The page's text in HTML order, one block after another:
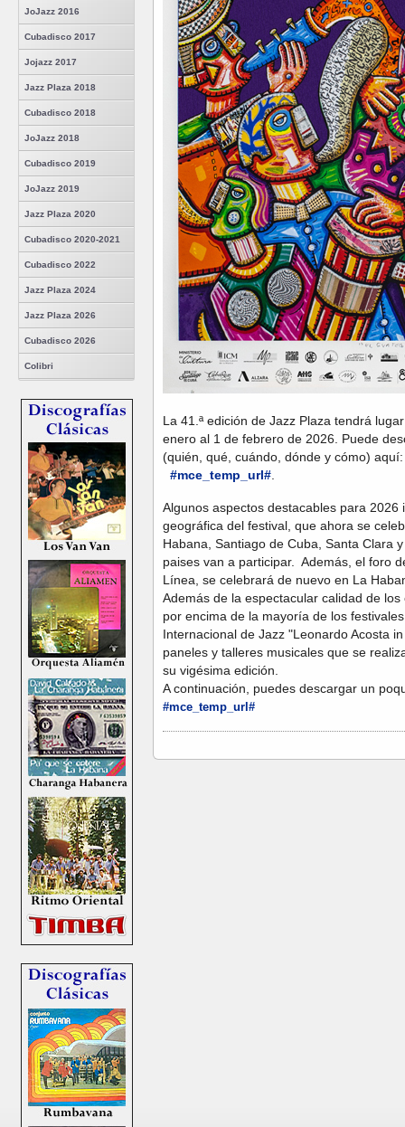
JoJazz 2016
Cubadisco 2017
Jojazz 2017
Jazz Plaza 2018
Cubadisco 2018
JoJazz 2018
Cubadisco 2019
JoJazz 2019
Jazz Plaza 2020
Cubadisco 2020-2021
Cubadisco 2022
Jazz Plaza 2024
Jazz Plaza 2026
Cubadisco 2026
Colibri
La 41.ª edición de Jazz Plaza tendrá
enero al 1 de febrero de 2026. Puede
(quién, qué, cuándo, dónde y cómo) aquí:
#mce_temp_url#
Algunos aspectos destacables para 2026
geográfica del festival, que ahora se
Habana, Santiago de Cuba, Santa Clara
paises van a participar. Además, el foro
Línea, se celebrará de nuevo en La
Además de la espectacular calidad de
por encima de la mayoría de los
Internacional de Jazz "Leonardo Acosta
paneles y talleres musicales que se
su vigésima edición.
A continuación, puedes descargar un
#mce_temp_url#